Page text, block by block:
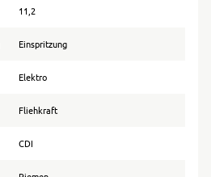
11,2
Einspritzung
Elektro
Fliehkraft
CDI